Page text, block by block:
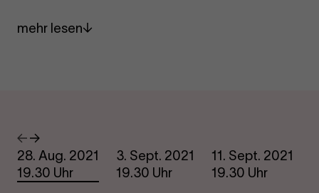
mehr lesen
Termine
Vorheriges
Nächstes
28. Aug. 2021
19.30 Uhr
3. Sept. 2021
19.30 Uhr
11. Sept. 2021
19.30 Uhr